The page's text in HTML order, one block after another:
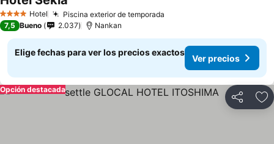
4 EstrellasHotel Piscina exterior de temporada
7,5 Bueno 2.037 Nankan
Elige fechas para ver los precios exactos
Ver precios
Compartir
Opción destacada